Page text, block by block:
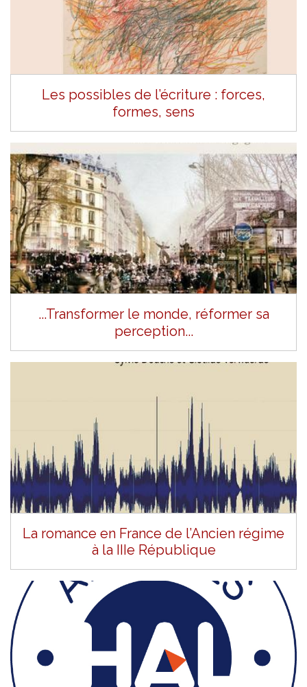
Les possibles de l’écriture : forces,
formes, sens
...Transformer le monde, réformer sa
perception...
La romance en France de l’Ancien régime
à la IIIe République